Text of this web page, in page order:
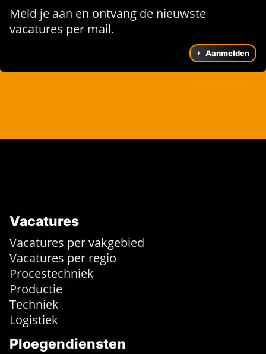
Meld je aan en ontvang de nieuwste
vacatures per mail.
Aanmelden
Vacatures
Vacatures per vakgebied
Vacatures per regio
Procestechniek
Productie
Techniek
Logistiek
Ploegendiensten